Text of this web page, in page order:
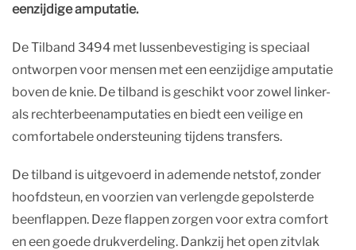
eenzijdige amputatie.
De Tilband 3494 met lussenbevestiging is speciaal
ontworpen voor mensen met een eenzijdige amputatie
boven de knie. De tilband is geschikt voor zowel linker-
als rechterbeenamputaties en biedt een veilige en
comfortabele ondersteuning tijdens transfers.
De tilband is uitgevoerd in ademende netstof, zonder
hoofdsteun, en voorzien van verlengde gepolsterde
beenflappen. Deze flappen zorgen voor extra comfort
en een goede drukverdeling. Dankzij het open zitvlak